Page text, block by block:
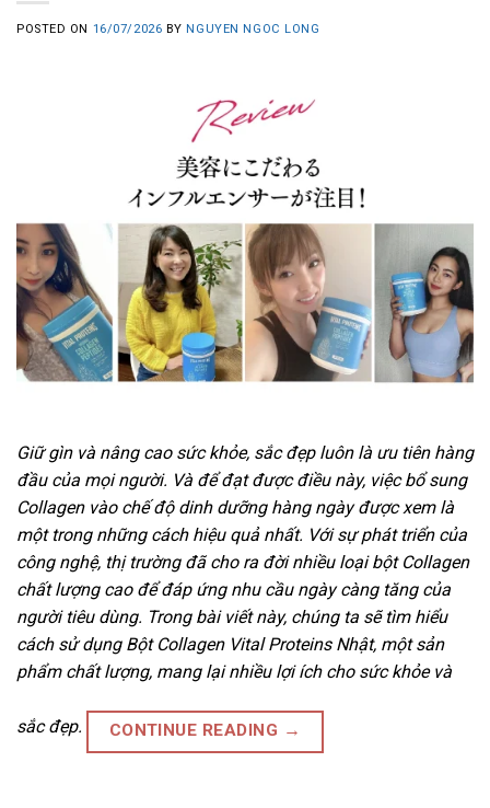
POSTED ON 16/07/2026 BY NGUYEN NGOC LONG
Giữ gìn và nâng cao sức khỏe, sắc đẹp luôn là ưu tiên hàng
đầu của mọi người. Và để đạt được điều này, việc bổ sung
Collagen vào chế độ dinh dưỡng hàng ngày được xem là
một trong những cách hiệu quả nhất. Với sự phát triển của
công nghệ, thị trường đã cho ra đời nhiều loại bột Collagen
chất lượng cao để đáp ứng nhu cầu ngày càng tăng của
người tiêu dùng. Trong bài viết này, chúng ta sẽ tìm hiểu
cách sử dụng Bột Collagen Vital Proteins Nhật, một sản
phẩm chất lượng, mang lại nhiều lợi ích cho sức khỏe và
sắc đẹp. CONTINUE READING →